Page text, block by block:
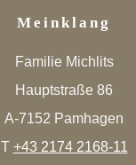
Meinklang
Familie Michlits
Hauptstraße 86
A-7152 Pamhagen
T +43 2174 2168-11